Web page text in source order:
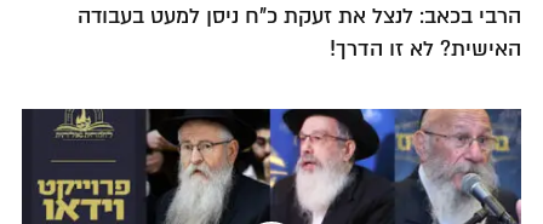
הרבי בכאב: לנצל את זעקת כ"ח ניסן למעט בעבודה
האישית? לא זו הדרך!